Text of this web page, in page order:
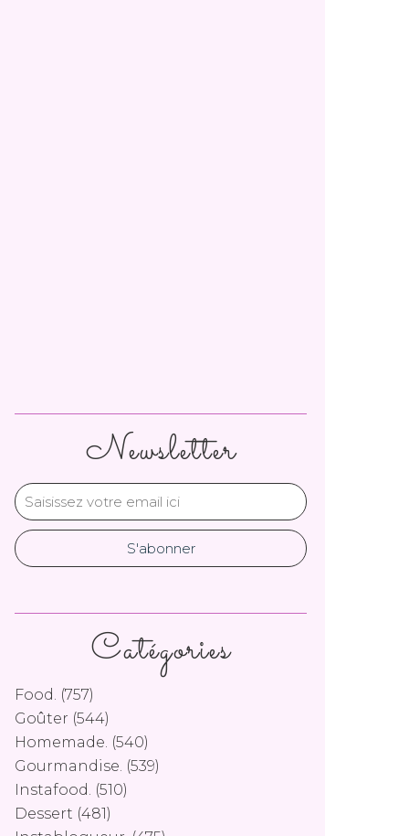
Newsletter
Catégories
Food. (757)
Goûter (544)
Homemade. (540)
Gourmandise. (539)
Instafood. (510)
Dessert (481)